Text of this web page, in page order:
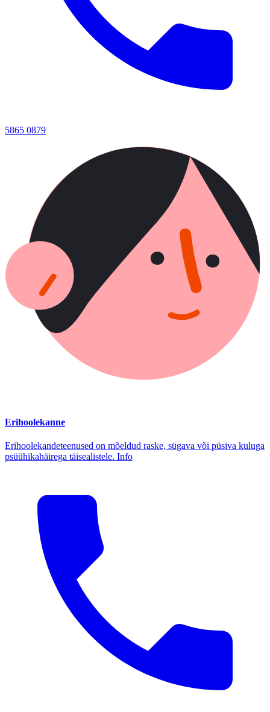
5865 0879
Erihoolekanne
Erihoolekandeteenused on mõeldud raske, sügava või püsiva kuluga
psüühikahäirega täisealistele. Info